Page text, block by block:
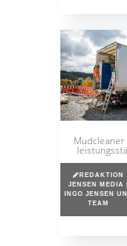
REDAKTION
JENSEN MEDIA |
INGO JENSEN
TEAM